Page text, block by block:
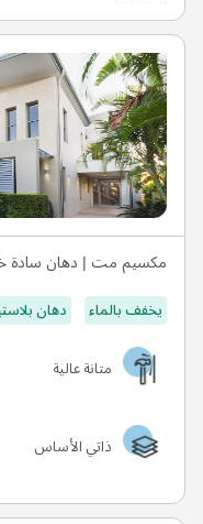
مكسيم مت | دهان سادة
يخفف بالماء دهان
متانة عالية
ذاتي الأساس